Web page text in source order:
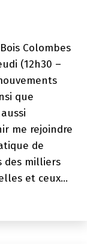
Colombes
(12h30 –
que
me rejoindre
de
des milliers
et ceux…